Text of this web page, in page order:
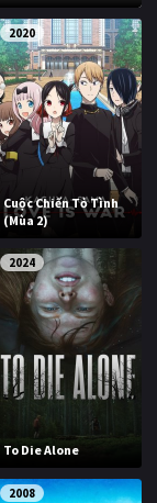
2020
Cuộc Chiến Tỏ Tình
(Mùa 2)
2024
To Die Alone
2008